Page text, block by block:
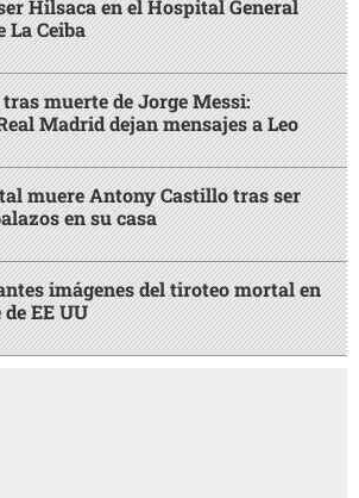
Hilsaca en el Hospital General
La Ceiba
muerte de Jorge Messi:
Madrid dejan mensajes a Leo
muere Antony Castillo tras ser
en su casa
imágenes del tiroteo mortal en
EE UU